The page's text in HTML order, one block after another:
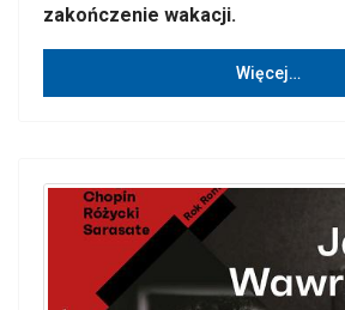
zakończenie wakacji.
Więcej…